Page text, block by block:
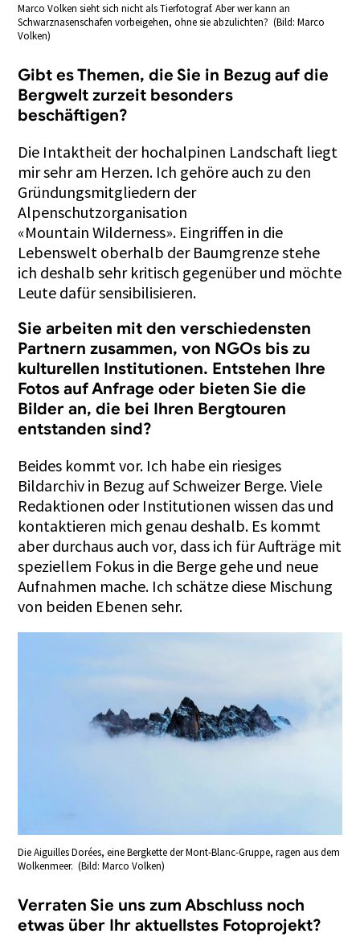
Marco Volken sieht sich nicht als Tierfotograf. Aber wer kann an
Schwarznasenschafen vorbeigehen, ohne sie abzulichten? (Bild: Marco
Volken)
Gibt es Themen, die Sie in Bezug auf die
Bergwelt zurzeit besonders
beschäftigen?
Die Intaktheit der hochalpinen Landschaft liegt
mir sehr am Herzen. Ich gehöre auch zu den
Gründungsmitgliedern der
Alpenschutzorganisation
«Mountain Wilderness». Eingriffen in die
Lebenswelt oberhalb der Baumgrenze stehe
ich deshalb sehr kritisch gegenüber und möchte
Leute dafür sensibilisieren.
Sie arbeiten mit den verschiedensten
Partnern zusammen, von NGOs bis zu
kulturellen Institutionen. Entstehen Ihre
Fotos auf Anfrage oder bieten Sie die
Bilder an, die bei Ihren Bergtouren
entstanden sind?
Beides kommt vor. Ich habe ein riesiges
Bildarchiv in Bezug auf Schweizer Berge. Viele
Redaktionen oder Institutionen wissen das und
kontaktieren mich genau deshalb. Es kommt
aber durchaus auch vor, dass ich für Aufträge mit
speziellem Fokus in die Berge gehe und neue
Aufnahmen mache. Ich schätze diese Mischung
von beiden Ebenen sehr.
Die Aiguilles Dorées, eine Bergkette der Mont-Blanc-Gruppe, ragen aus dem
Wolkenmeer. (Bild: Marco Volken)
Verraten Sie uns zum Abschluss noch
etwas über Ihr aktuellstes Fotoprojekt?